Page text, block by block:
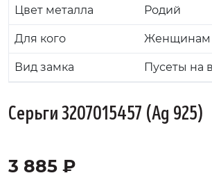
Цвет металла Родий
Для кого Женщинам
Вид замка Пусеты на
Серьги 3207015457 (Ag 925)
3 885 ₽